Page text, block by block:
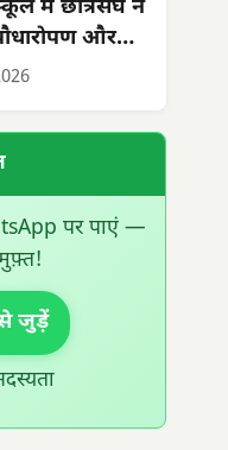
में छात्रसंघ ने
और
का दिया संदेश
पर पाएं —
जुड़ें